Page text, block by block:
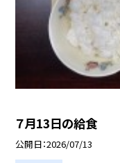
７月13日の給食
公開日 2026/07/13